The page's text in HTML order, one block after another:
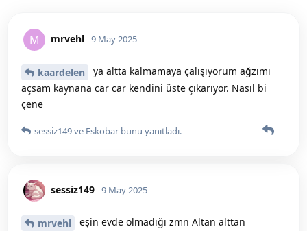
M mrvehl 9 May 2025
kaardelen
ya altta kalmamaya çalışıyorum ağzımı
açsam kaynana car car kendini üste çıkarıyor. Nasıl bi
çene
sessiz149ve Eskobar bunu yanıtladı.
sessiz149 9 May 2025
mrvehl
eşin evde olmadığı zmn Altan alttan